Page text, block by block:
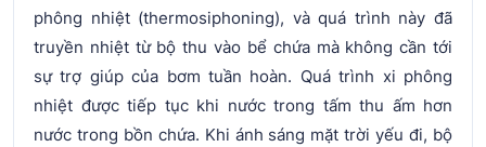
phông nhiệt (thermosiphoning), và quá trình này đã
truyền nhiệt từ bộ thu vào bể chứa mà không cần tới
sự trợ giúp của bơm tuần hoàn. Quá trình xi phông
nhiệt được tiếp tục khi nước trong tấm thu ấm hơn
nước trong bồn chứa. Khi ánh sáng mặt trời yếu đi, bộ